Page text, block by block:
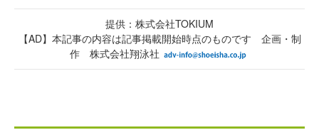
提供：株式会社TOKIUM
【AD】本記事の内容は記事掲載開始時点のものです 企画・制
作 株式会社翔泳社